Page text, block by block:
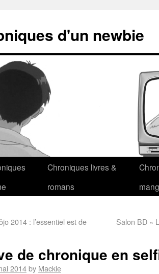
d'un newbie
Chroniques livres &
romans
2014 : l’essentiel est de
Salon BD «
de chronique en
2014by Mackie